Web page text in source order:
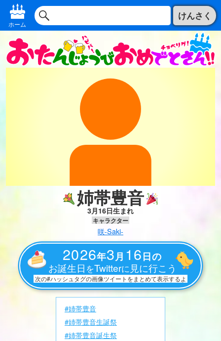
ホーム
けんさく
姉帯豊音
3月16日生まれ
キャラクター
咲-Saki-
2026年3月 16日の
お誕生日 をTwitterに 見に行こう
次の#ハッシュタグの画像ツイートをまとめて表示するよ
#姉帯豊音
#姉帯豊音生誕祭
#姉帯豊音誕生祭